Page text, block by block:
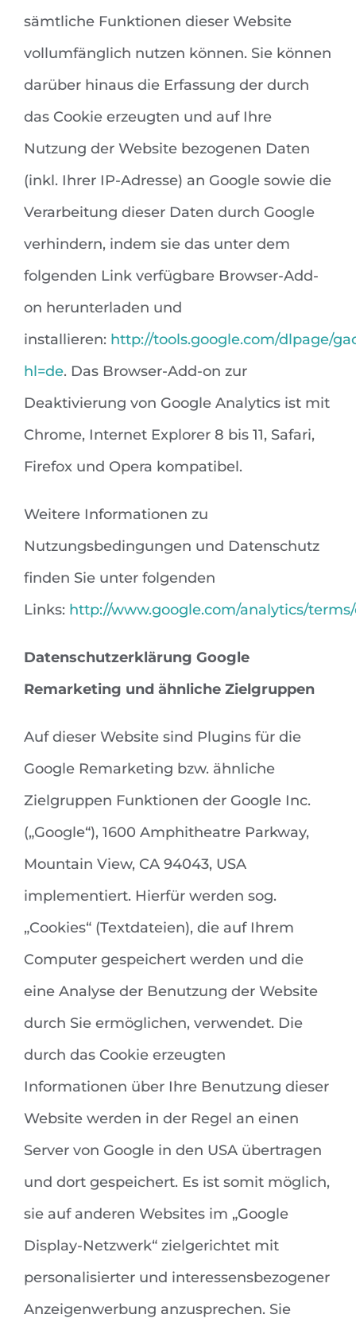
sämtliche Funktionen dieser Website
vollumfänglich nutzen können. Sie können
darüber hinaus die Erfassung der durch
das Cookie erzeugten und auf Ihre
Nutzung der Website bezogenen Daten
(inkl. Ihrer IP-Adresse) an Google sowie die
Verarbeitung dieser Daten durch Google
verhindern, indem sie das unter dem
folgenden Link verfügbare Browser-Add-
on herunterladen und
installieren: http://tools.google.com/dlpage/
hl=de. Das Browser-Add-on zur
Deaktivierung von Google Analytics ist mit
Chrome, Internet Explorer 8 bis 11, Safari,
Firefox und Opera kompatibel.
Weitere Informationen zu
Nutzungsbedingungen und Datenschutz
finden Sie unter folgenden
Links: http://www.google.com/analytics/
Datenschutzerklärung Google
Remarketing und ähnliche Zielgruppen
Auf dieser Website sind Plugins für die
Google Remarketing bzw. ähnliche
Zielgruppen Funktionen der Google Inc.
(„Google“), 1600 Amphitheatre Parkway,
Mountain View, CA 94043, USA
implementiert. Hierfür werden sog.
„Cookies“ (Textdateien), die auf Ihrem
Computer gespeichert werden und die
eine Analyse der Benutzung der Website
durch Sie ermöglichen, verwendet. Die
durch das Cookie erzeugten
Informationen über Ihre Benutzung dieser
Website werden in der Regel an einen
Server von Google in den USA übertragen
und dort gespeichert. Es ist somit möglich,
sie auf anderen Websites im „Google
Display-Netzwerk“ zielgerichtet mit
personalisierter und interessensbezogener
Anzeigenwerbung anzusprechen. Sie